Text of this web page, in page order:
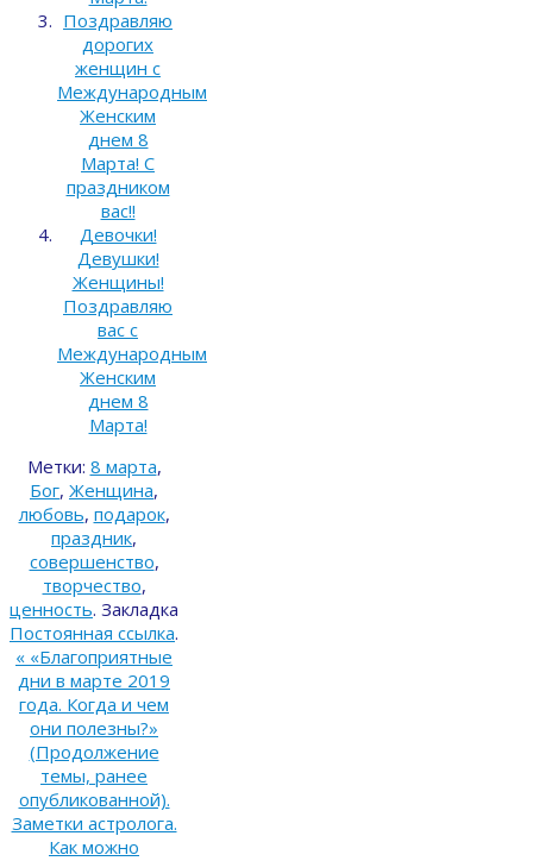
Поздравляю
дорогих
женщин с
Международным
Женским
днем 8
Марта! С
праздником
вас!!
Девочки!
Девушки!
Женщины!
Поздравляю
вас с
Международным
Женским
днем 8
Марта!
Метки: 8 марта,
Бог, Женщина,
любовь, подарок,
праздник,
совершенство,
творчество,
ценность. Закладка
Постоянная ссылка.
« «Благоприятные
дни в марте 2019
года. Когда и чем
они полезны?»
(Продолжение
темы, ранее
опубликованной).
Заметки астролога.
Как можно